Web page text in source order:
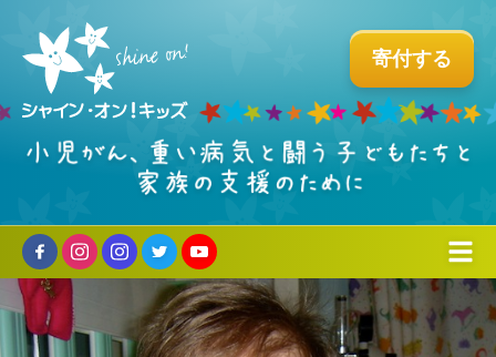
寄付する
組織について
ミッションとこれまでの歩み